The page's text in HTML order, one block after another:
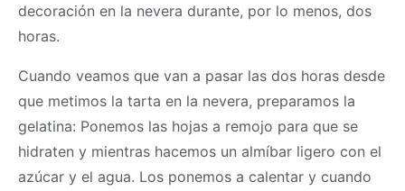
decoración en la nevera durante, por lo menos, dos
horas.
Cuando veamos que van a pasar las dos horas desde
que metimos la tarta en la nevera, preparamos la
gelatina: Ponemos las hojas a remojo para que se
hidraten y mientras hacemos un almíbar ligero con el
azúcar y el agua. Los ponemos a calentar y cuando